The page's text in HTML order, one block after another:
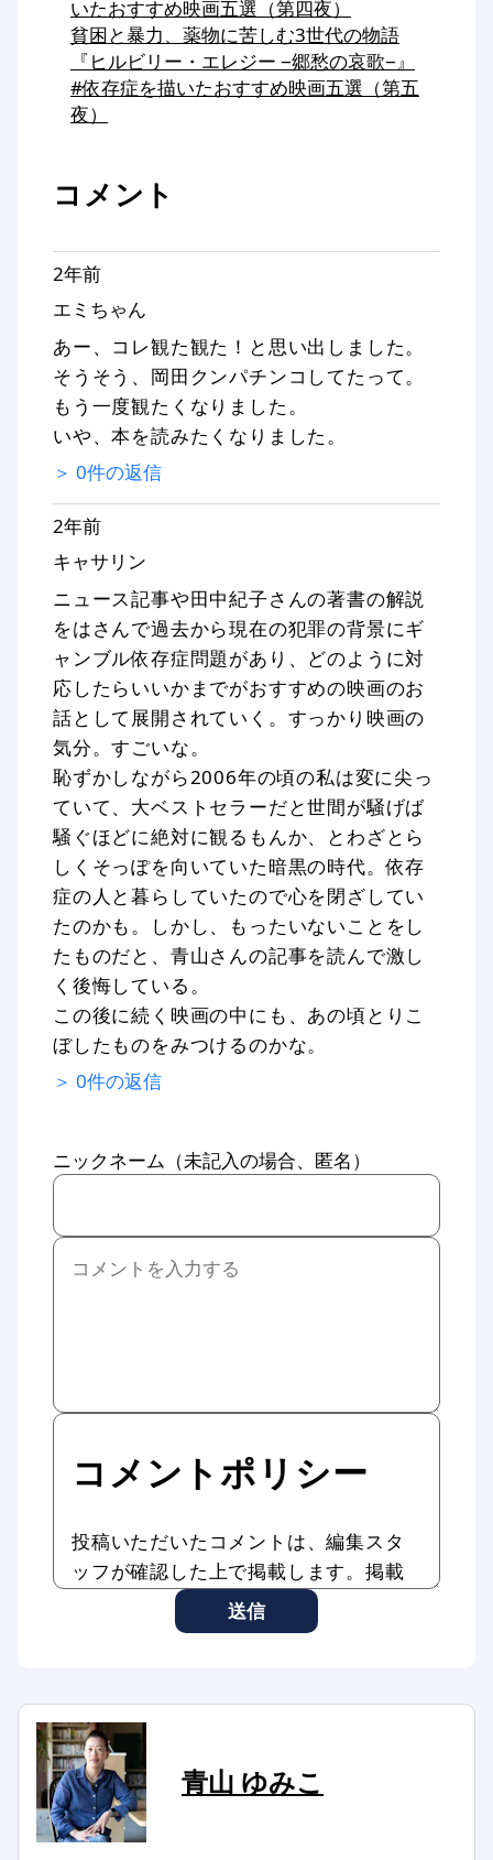
いたおすすめ映画五選（第四夜）
貧困と暴力、薬物に苦しむ3世代の物語
『ヒルビリー・エレジー −郷愁の哀歌−』
#依存症を描いたおすすめ映画五選（第五
夜）
コメント
2年前
エミちゃん
あー、コレ観た観た！と思い出しました。
そうそう、岡田クンパチンコしてたって。
もう一度観たくなりました。
いや、本を読みたくなりました。
＞ 0件の返信
2年前
キャサリン
ニュース記事や田中紀子さんの著書の解説
をはさんで過去から現在の犯罪の背景にギ
ャンブル依存症問題があり、どのように対
応したらいいかまでがおすすめの映画のお
話として展開されていく。すっかり映画の
気分。すごいな。
恥ずかしながら2006年の頃の私は変に尖っ
ていて、大ベストセラーだと世間が騒げば
騒ぐほどに絶対に観るもんか、とわざとら
しくそっぽを向いていた暗黒の時代。依存
症の人と暮らしていたので心を閉ざしてい
たのかも。しかし、もったいないことをし
たものだと、青山さんの記事を読んで激し
く後悔している。
この後に続く映画の中にも、あの頃とりこ
ぼしたものをみつけるのかな。
＞ 0件の返信
ニックネーム（未記入の場合、匿名）
コメントポリシー
投稿いただいたコメントは、編集スタ
ッフが確認した上で掲載します。掲載
したコメントはAddiction Reportの記
事やサービスに転載、利用する場合が
ッフの判断で修正したり、全部、また
は一部を非掲載とさせていただいたり
する場合もあります。
次のようなコメントは非掲載、または
削除します。
送信
青山 ゆみこ